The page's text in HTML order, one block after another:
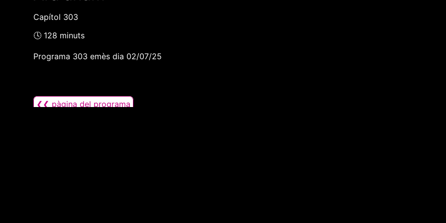
Capítol 303
🕓 128 minuts
Programa 303 emès dia 02/07/25
❮❮ pàgina del programa